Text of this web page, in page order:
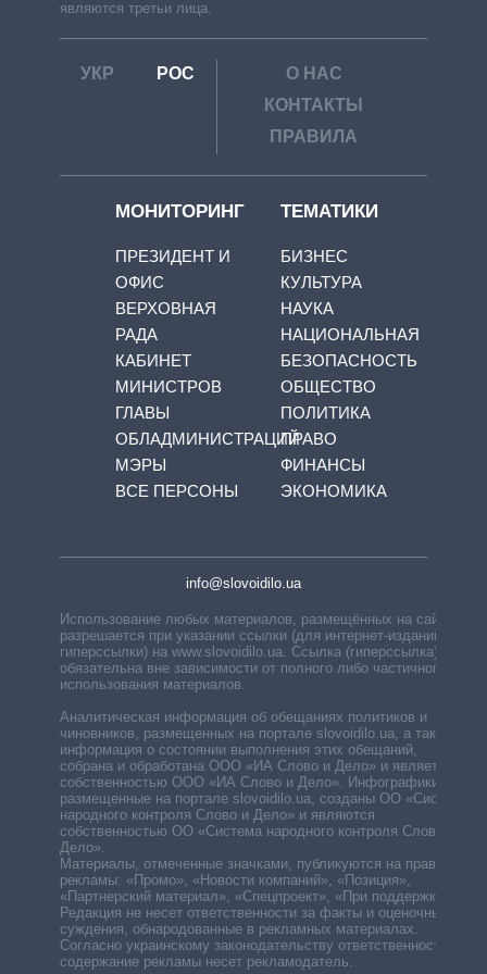
являются третьи лица.
УКР РОС
О НАС
КОНТАКТЫ
ПРАВИЛА
МОНИТОРИНГ
ПРЕЗИДЕНТ И
ОФИС
ВЕРХОВНАЯ
РАДА
КАБИНЕТ
МИНИСТРОВ
ГЛАВЫ
ОБЛАДМИНИСТРАЦИЙ
МЭРЫ
ВСЕ ПЕРСОНЫ
ТЕМАТИКИ
БИЗНЕС
КУЛЬТУРА
НАУКА
НАЦИОНАЛЬНАЯ
БЕЗОПАСНОСТЬ
ОБЩЕСТВО
ПОЛИТИКА
ПРАВО
ФИНАНСЫ
ЭКОНОМИКА
info@slovoidilo.ua
Использование любых материалов, размещённых на сайте,
разрешается при указании ссылки (для интернет-изданий —
гиперссылки) на www.slovoidilo.ua. Ссылка (гиперссылка)
обязательна вне зависимости от полного либо частичного
использования материалов.
Аналитическая информация об обещаниях политиков и
чиновников, размещенных на портале slovoidilo.ua, а также
информация о состоянии выполнения этих обещаний,
собрана и обработана ООО «ИА Слово и Дело» и является
собственностью ООО «ИА Слово и Дело». Инфографики,
размещенные на портале slovoidilo.ua, созданы ОО «Система
народного контроля Слово и Дело» и являются
собственностью ОО «Система народного контроля Слово и
Дело».
Материалы, отмеченные значками, публикуются на правах
рекламы: «Промо», «Новости компаний», «Позиция»,
«Партнерский материал», «Спецпроект», «При поддержке».
Редакция не несет ответственности за факты и оценочные
суждения, обнародованные в рекламных материалах.
Согласно украинскому законодательству ответственность за
содержание рекламы несет рекламодатель.